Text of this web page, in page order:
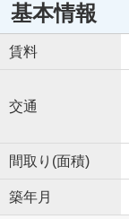
基本情報
賃料
交通
間取り(面積)
築年月